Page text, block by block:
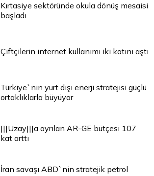
Kırtasiye sektöründe okula dönüş mesaisi
başladı
Çiftçilerin internet kullanımı iki katını aştı
Türkiye`nin yurt dışı enerji stratejisi güçlü
ortaklıklarla büyüyor
|||Uzay|||a ayrılan AR-GE bütçesi 107
kat arttı
İran savaşı ABD`nin stratejik petrol